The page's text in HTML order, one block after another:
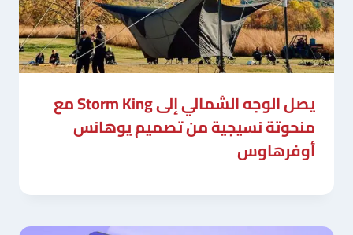
يصل الوجه الشمالي إلى Storm King مع
منحوتة نسيجية من تصميم يوهانس
أوفرهاوس